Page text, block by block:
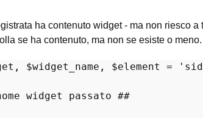
ha contenuto widget - ma non riesco a
se ha contenuto, ma non se esiste o meno.
, $widget_name , $element =
widget passato ##